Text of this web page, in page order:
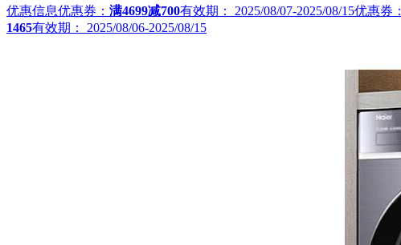
优惠信息优惠券： 满4699减700有效期： 2025/08/07-2025/08/15优惠券：
1465有效期： 2025/08/06-2025/08/15